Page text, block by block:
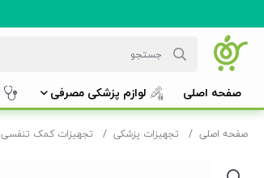
صفحه اصلی لوازم پزشکی مصرفی
صفحه اصلی تجهیزات پزشکی تجهیزات کمک تنفسی